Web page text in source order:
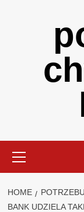
Menu
HOME
BANK UDZIELA